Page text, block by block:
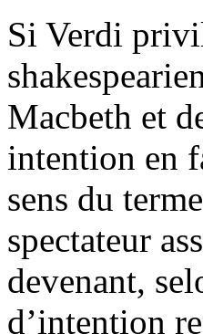
Si Verdi
Macbeth et
intention en
sens du
spectateur
devenant,
d’intention